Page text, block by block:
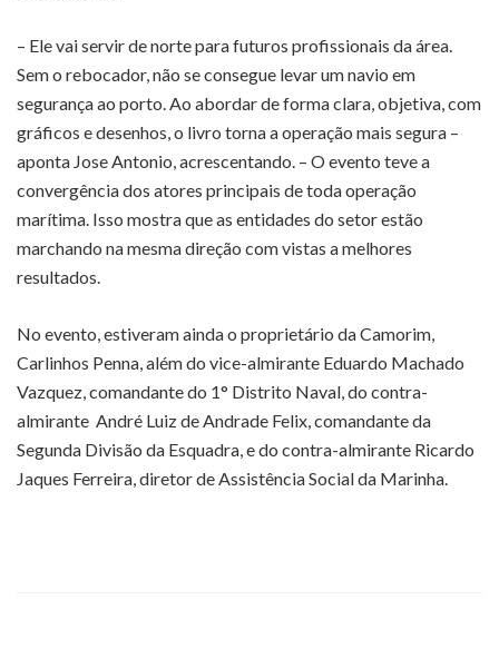
– Ele vai servir de norte para futuros profissionais da área.
Sem o rebocador, não se consegue levar um navio em
segurança ao porto. Ao abordar de forma clara, objetiva, com
gráficos e desenhos, o livro torna a operação mais segura –
aponta Jose Antonio, acrescentando. – O evento teve a
convergência dos atores principais de toda operação
marítima. Isso mostra que as entidades do setor estão
marchando na mesma direção com vistas a melhores
resultados.
No evento, estiveram ainda o proprietário da Camorim,
Carlinhos Penna, além do vice-almirante Eduardo Machado
Vazquez, comandante do 1° Distrito Naval, do contra-
almirante André Luiz de Andrade Felix, comandante da
Segunda Divisão da Esquadra, e do contra-almirante Ricardo
Jaques Ferreira, diretor de Assistência Social da Marinha.